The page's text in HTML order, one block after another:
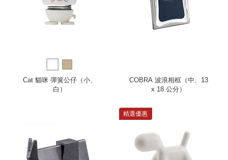
Cat 貓咪 彈簧公仔（小、
白）
COBRA 波浪相框（中、13
x 18 公分）
精選優惠